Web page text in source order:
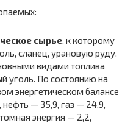
сырье , к которому
сланец, урановую руду.
видами топлива
уголь. По состоянию на
энергетическом балансе
— 35,9, газ — 24,9,
энергия — 2,2,